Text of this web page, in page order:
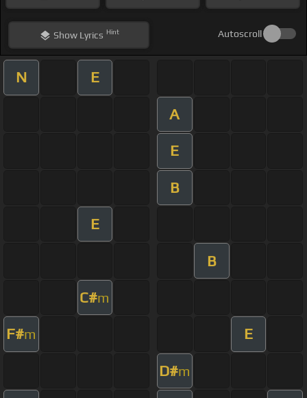
ShowLyrics Hint Autoscroll
N E
A
E
B
E
B
C#m
F#m E
D#m